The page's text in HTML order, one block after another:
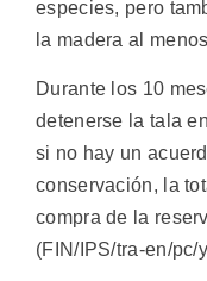
especies, pero
la madera al
Durante los 10
detenerse la tala
si no hay un
conservación, la
compra de la
(FIN/IPS/tra-en/pc/